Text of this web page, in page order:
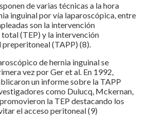
de varias técnicas a la hora
inguinal por vía laparoscópica, entre
son la intervención
(TEP) y la intervención
(TAPP) (8).
de hernia inguinal se
vez por Ger et al. En 1992,
un informe sobre la TAPP
como Dulucq, Mckernan,
la TEP destacando los
el acceso peritoneal (9)